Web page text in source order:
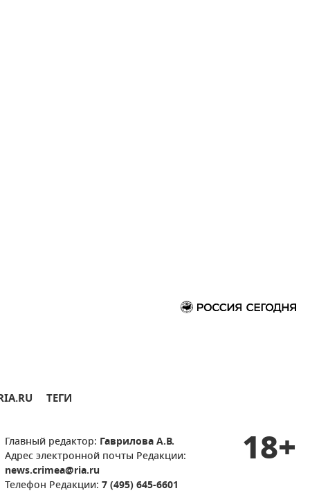
ТЕГИ
Главный редактор: Гаврилова А.В.
Адрес электронной почты Редакции:
news.crimea@ria.ru
Телефон Редакции: 7 (495) 645-6601
18+